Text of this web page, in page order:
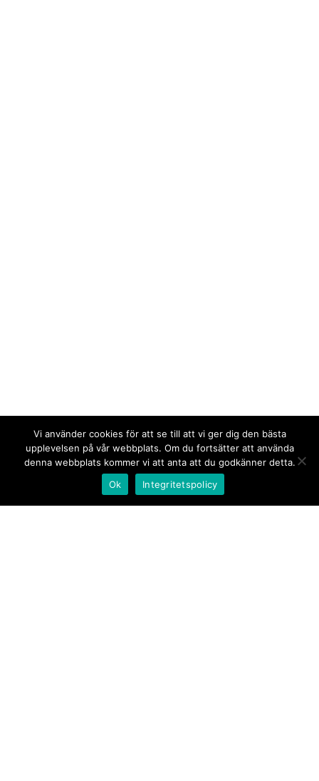
Vi använder cookies för att se till att vi ger dig den bästa
upplevelsen på vår webbplats. Om du fortsätter att använda
denna webbplats kommer vi att anta att du godkänner detta.
Ok
Integritetspolicy